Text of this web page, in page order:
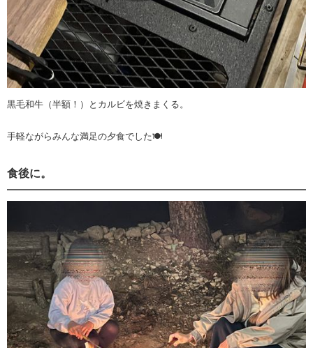
黒毛和牛（半額！）とカルビを焼きまくる。
手軽ながらみんな満足の夕食でした🍽️
食後に。